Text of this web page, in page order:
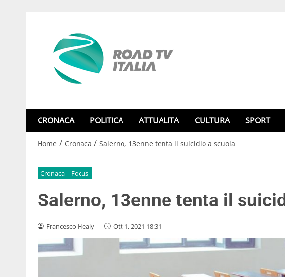
CRONACA POLITICA ATTUALITA CULTURA SPORT
Home / Cronaca / Salerno, 13enne tenta il suicidio a scuola
Cronaca Focus
Salerno, 13enne tenta il
Francesco Healy - Ott 1, 2021 18:31